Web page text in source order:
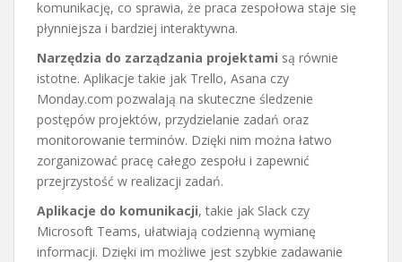
komunikację, co sprawia, że praca zespołowa staje się
płynniejsza i bardziej interaktywna.
Narzędzia do zarządzania projektami są równie
istotne. Aplikacje takie jak Trello, Asana czy
Monday.com pozwalają na skuteczne śledzenie
postępów projektów, przydzielanie zadań oraz
monitorowanie terminów. Dzięki nim można łatwo
zorganizować pracę całego zespołu i zapewnić
przejrzystość w realizacji zadań.
Aplikacje do komunikacji, takie jak Slack czy
Microsoft Teams, ułatwiają codzienną wymianę
informacji. Dzięki im możliwe jest szybkie zadawanie